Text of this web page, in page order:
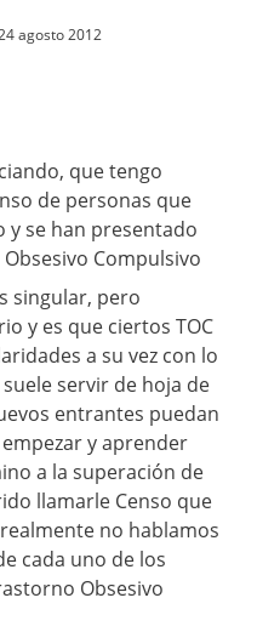
agosto 2012
que tengo
de personas que
y se han presentado
Compulsivo
singular, pero
y es que ciertos TOC
a su vez con lo
servir de hoja de
entrantes puedan
y aprender
a la superación de
llamarle Censo que
no hablamos
cada uno de los
Obsesivo